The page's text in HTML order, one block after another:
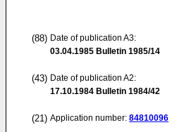
(88) Date of publication A3:
03.04.1985 Bulletin 1985/14
(43) Date of publication A2:
17.10.1984 Bulletin 1984/42
(21) Application number: 84810096